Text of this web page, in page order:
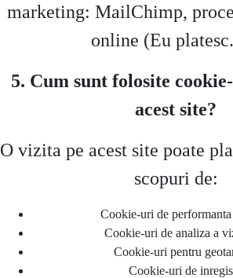
marketing: MailChimp,
online (Eu
5. Cum sunt folosite
acest site?
O vizita pe acest site poate
scopuri de:
Cookie-uri de
Cookie-uri de analiza a
Cookie-uri pentru
Cookie-uri de